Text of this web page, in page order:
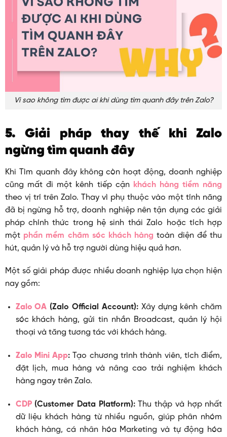
Vì sao không tìm được ai khi dùng tìm quanh đây trên Zalo?
5. Giải pháp thay thế khi Zalo
ngừng tìm quanh đây
Khi Tìm quanh đây không còn hoạt động, doanh nghiệp
cũng mất đi một kênh tiếp cận khách hàng tiềm năng
theo vị trí trên Zalo. Thay vì phụ thuộc vào một tính năng
đã bị ngừng hỗ trợ, doanh nghiệp nên tận dụng các giải
pháp chính thức trong hệ sinh thái Zalo hoặc tích hợp
một phần mềm chăm sóc khách hàng toàn diện để thu
hút, quản lý và hỗ trợ người dùng hiệu quả hơn.
Một số giải pháp được nhiều doanh nghiệp lựa chọn hiện
nay gồm:
Zalo OA (Zalo Official Account):Xây dựng kênh chăm
sóc khách hàng, gửi tin nhắn Broadcast, quản lý hội
thoại và tăng tương tác với khách hàng.
Zalo Mini App: Tạo chương trình thành viên, tích điểm,
đặt lịch, mua hàng và nâng cao trải nghiệm khách
hàng ngay trên Zalo.
CDP(Customer Data Platform):Thu thập và hợp nhất
dữ liệu khách hàng từ nhiều nguồn, giúp phân nhóm
khách hàng, cá nhân hóa Marketing và tự động hóa